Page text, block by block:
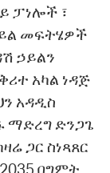
ፓነሎች ፣
መፍትሄዎች
ኃይልን
አካል ነዳጅ
አዳዲስ
ማድረግ ድንጋጌ
ጋር ስነጻጸር
በግምት